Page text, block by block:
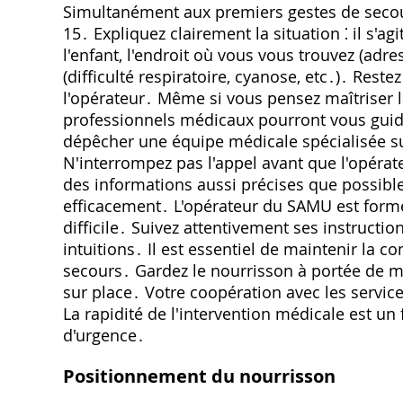
Simultanément aux premiers gestes de
15․ Expliquez clairement la situation ⁚ il
l'enfant, l'endroit où vous vous trouvez
(difficulté respiratoire, cyanose, etc․)․
l'opérateur․ Même si vous pensez maîtriser
professionnels médicaux pourront vous
dépêcher une équipe médicale spécialisée
N'interrompez pas l'appel avant que
des informations aussi précises que
efficacement․ L'opérateur du SAMU est
difficile․ Suivez attentivement ses
intuitions․ Il est essentiel de maintenir la
secours․ Gardez le nourrisson à portée de
sur place․ Votre coopération avec les
La rapidité de l'intervention médicale est
d'urgence․
Positionnement du nourrisson